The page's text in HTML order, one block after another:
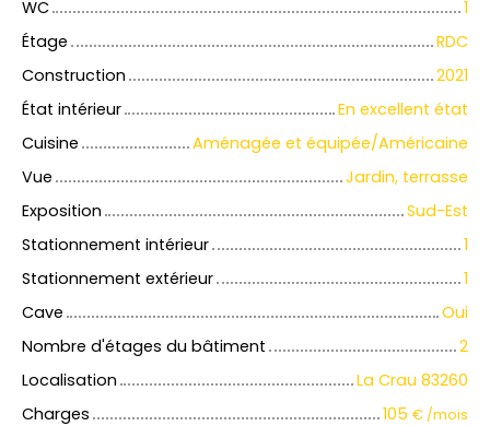
WC
1
Étage
RDC
Construction
2021
État intérieur
En excellent état
Cuisine
Aménagée et équipée/Américaine
Vue
Jardin, terrasse
Exposition
Sud-Est
Stationnement intérieur
1
Stationnement extérieur
1
Cave
Oui
Nombre d'étages du bâtiment
2
Localisation
La Crau 83260
Charges
105 € /mois